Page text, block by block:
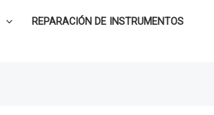
REPARACIÓN DE INSTRUMENTOS